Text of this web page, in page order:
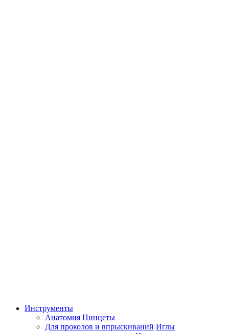
Инструменты
Анатомия Пинцеты
Для проколов и впрыскиваний Иглы